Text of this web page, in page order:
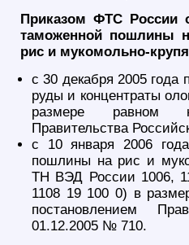
Приказом ФТС России
таможенной пошлины
рис и мукомольно-
с 30 декабря 2005
руды и концентраты
размере равном
Правительства
с 10 января 2006
пошлины на рис и
ТН ВЭД России 1006,
1108 19 100 0) в
постановлением
01.12.2005 № 710.